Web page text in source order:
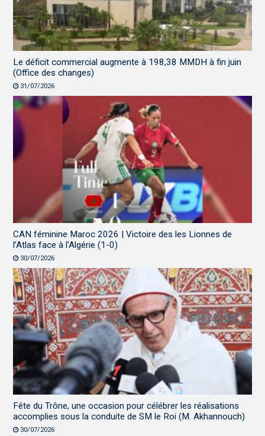
Le déficit commercial augmente à 198,38 MMDH à fin juin
(Office des changes)
31/07/2026
CAN féminine Maroc 2026 | Victoire des les Lionnes de
l’Atlas face à l’Algérie (1-0)
30/07/2026
Fête du Trône, une occasion pour célébrer les réalisations
accomplies sous la conduite de SM le Roi (M. Akhannouch)
30/07/2026